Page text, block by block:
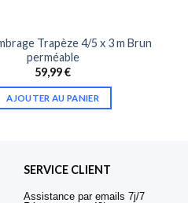
Trapèze 4/5 x 3 m Brun
perméable
59,99€
AJOUTER AU PANIER
SERVICE CLIENT
Assistance par emails 7j/7